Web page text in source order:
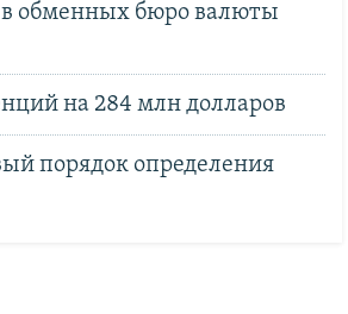
обменных бюро валюты
на 284 млн долларов
порядок определения